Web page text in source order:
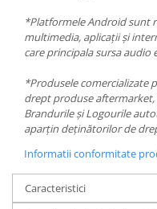
*Platformele Android sunt
multimedia, aplicații și
care principala sursa audio
*Produsele comercializate
drept produse aftermarket,
Brandurile și Logourile
aparțin deținătorilor de
Informatii conformitate
Caracteristici